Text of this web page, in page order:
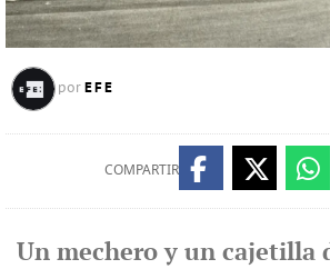
por EFE
COMPARTIR
Un mechero y un cajetilla